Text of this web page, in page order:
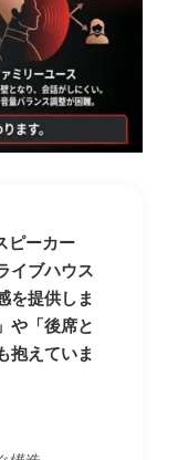
ピーカー
イブハウス
を提供しま
や「後席と
抱えていま